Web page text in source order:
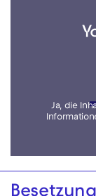
Ja, die